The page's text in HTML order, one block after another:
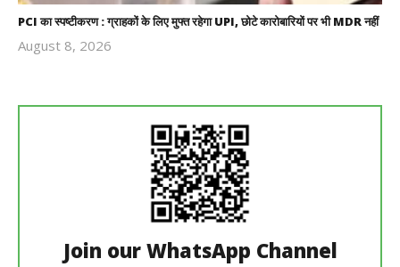
PCI का स्पष्टीकरण : ग्राहकों के लिए मुफ्त रहेगा UPI, छोटे कारोबारियों पर भी MDR नहीं
August 8, 2026
Join our WhatsApp Channel